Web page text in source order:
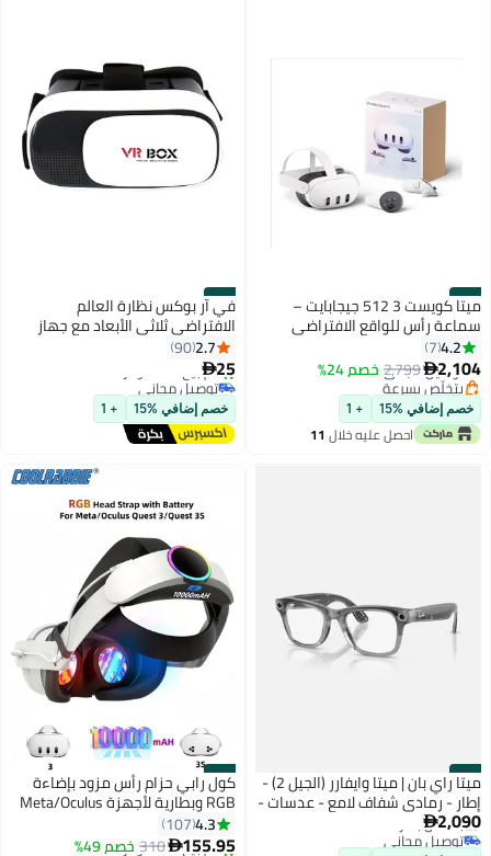
#13 ميتا كويست 3 512 جيجابايت –
سماعة رأس للواقع الافتراضي
المستقل | واقع مختلط مبتكر – أداء
قوي
4.2
7
2,104
2,799خصم 24%
أقل سعر في السنة
توصيل مجاني
بتخلّص بسرعة
تم بيع +10 مؤخرًا
أقل سعر في السنة
خصم إضافي %15 + 1
احصل عليه خلال 11
#14
في آر بوكس نظارة العالم
الافتراضي ثلاثي الأبعاد مع جهاز
تحكم عن بعد أبيض/ أسود
2.7
90
25
توصيل مجاني
تم بيع +10 مؤخرًا
توصيل مجاني
خصم إضافي %15 + 1
#15 ميتا راي بان | ميتا وايفارر (الجيل 2) -
إطار - رمادي شفاف لامع - عدسات -
انتقالات واضحة/زرقاء RW4012
2,090
توصيل مجاني
#16
كول رابي حزام رأس مزود بإضاءة
RGB وبطارية لأجهزة Meta/Oculus
4.3
107
155.95
310 خصم 49%